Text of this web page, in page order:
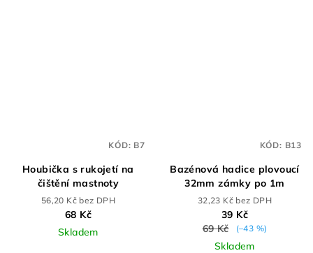
Houbička s rukojetí na
čištění mastnoty
56,20 Kč bez DPH
68 Kč
Skladem
KÓD: B7
Bazénová hadice plovoucí
32mm zámky po 1m
32,23 Kč bez DPH
39 Kč
69 Kč
(–43 %)
Skladem
KÓD: B13